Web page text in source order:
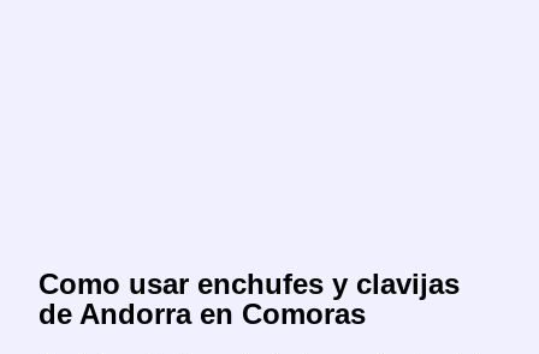
Como usar enchufes y clavijas
de Andorra en Comoras